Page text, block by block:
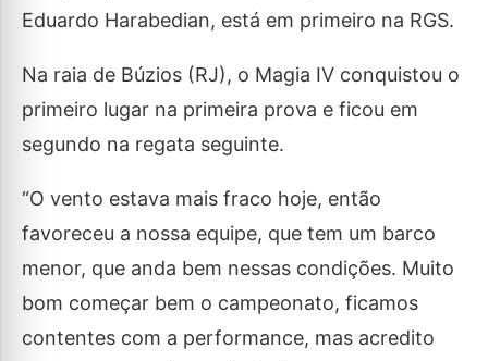
Eduardo Harabedian, está em primeiro na RGS.
Na raia de Búzios (RJ), o Magia IV conquistou o
primeiro lugar na primeira prova e ficou em
segundo na regata seguinte.
“O vento estava mais fraco hoje, então
favoreceu a nossa equipe, que tem um barco
menor, que anda bem nessas condições. Muito
bom começar bem o campeonato, ficamos
contentes com a performance, mas acredito